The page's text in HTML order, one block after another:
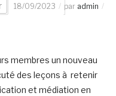
18/09/2023 par admin
membres un nouveau
des leçons à retenir
et médiation en